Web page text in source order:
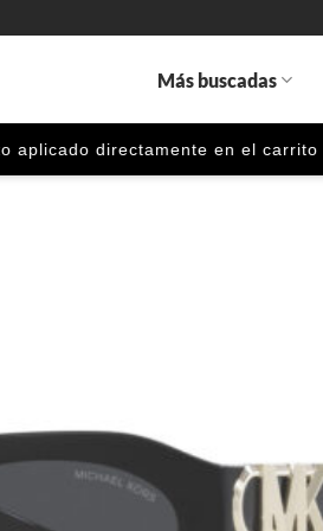
Más buscadas
directamente en el carrito